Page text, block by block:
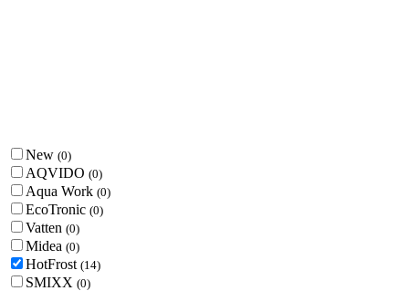
New (0)
AQVIDO (0)
Aqua Work (0)
EcoTronic (0)
Vatten (0)
Midea (0)
HotFrost (14)
SMIXX (0)